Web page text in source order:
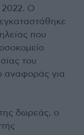
2022. Ο
που
του
αναφοράς για
δωρεάς, o